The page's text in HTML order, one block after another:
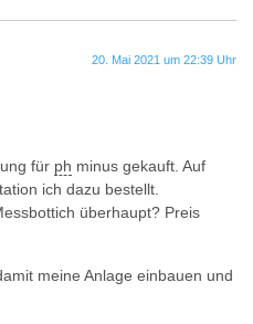
20. Mai 2021 um 22:39 Uhr
für ph minus gekauft. Auf
ich dazu bestellt.
überhaupt? Preis
meine Anlage einbauen und